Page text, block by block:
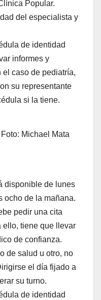
Popular.
del especialista y
de identidad
informes y
caso de pediatría,
su representante
si la tiene.
Michael Mata
disponible de lunes
ocho de la mañana.
pedir una cita
ello, tiene que llevar
de confianza.
de salud u otro, no
el día fijado a
su turno.
de identidad